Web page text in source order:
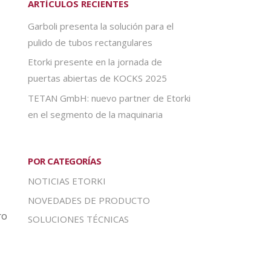
ARTÍCULOS RECIENTES
Garboli presenta la solución para el
pulido de tubos rectangulares
Etorki presente en la jornada de
puertas abiertas de KOCKS 2025
TETAN GmbH: nuevo partner de Etorki
en el segmento de la maquinaria
POR CATEGORÍAS
NOTICIAS ETORKI
NOVEDADES DE PRODUCTO
SOLUCIONES TÉCNICAS